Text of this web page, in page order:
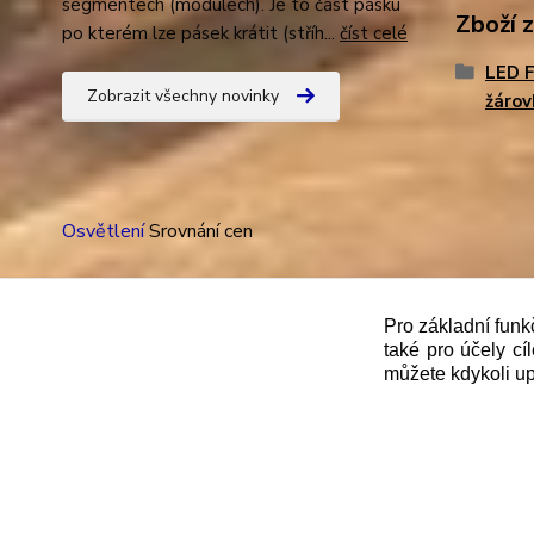
segmentech (modulech). Je to část pásku
po kterém lze pásek krátit (stříh... číst celé
Zobrazit všechny novinky
OsvětleníSrovnání cen
Zboží
LED
zákona č. 112/mmmmm2016 Sb. o
správce daně online; v případě technického
Pro základní
také pro účely
můžete kdykoli